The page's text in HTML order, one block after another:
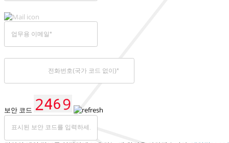
보안 코드